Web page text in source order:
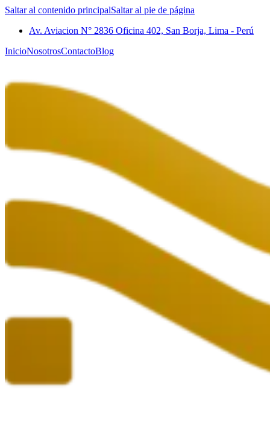
Saltar al contenido principalSaltar al pie de página
Av. Aviacion N° 2836 Oficina 402, San Borja, Lima - Perú
InicioNosotrosContactoBlog